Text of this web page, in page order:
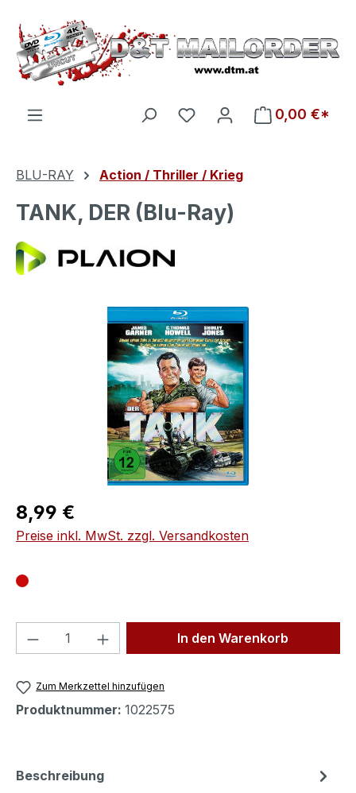
Zum Hauptinhalt springen
Du hast 0 Produkte auf
0,00 €*
BLU-RAY Action / Thriller / Krieg
TANK, DER (Blu-Ray)
Bildergalerie überspringen
Regulärer Preis:
8,99 €
Preise inkl. MwSt. zzgl. Versandkosten
Produkt Anzahl: Gib denIn den Warenkorb
Zum Merkzettel hinzufügen
Produktnummer: 1022575
Beschreibung